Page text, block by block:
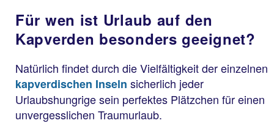
Für wen ist Urlaub auf den
Kapverden besonders geeignet?
Natürlich findet durch die Vielfältigkeit der einzelnen
kapverdischen Inseln sicherlich jeder
Urlaubshungrige sein perfektes Plätzchen für einen
unvergesslichen Traumurlaub.